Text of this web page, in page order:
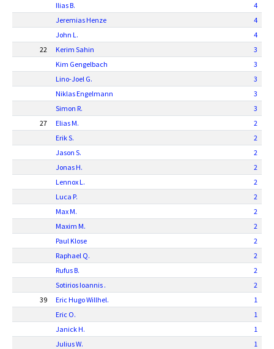
Ilias B.
4
Jeremias Henze
4
John L.
4
22
Kerim Sahin
3
Kim Gengelbach
3
Lino-Joel G.
3
Niklas Engelmann
3
Simon R.
3
27
Elias M.
2
Erik S.
2
Jason S.
2
Jonas H.
2
Lennox L.
2
Luca P.
2
Max M.
2
Maxim M.
2
Paul Klose
2
Raphael Q.
2
Rufus B.
2
Sotirios Ioannis .
2
39
Eric Hugo Willhel.
1
Eric O.
1
Janick H.
1
Julius W.
1